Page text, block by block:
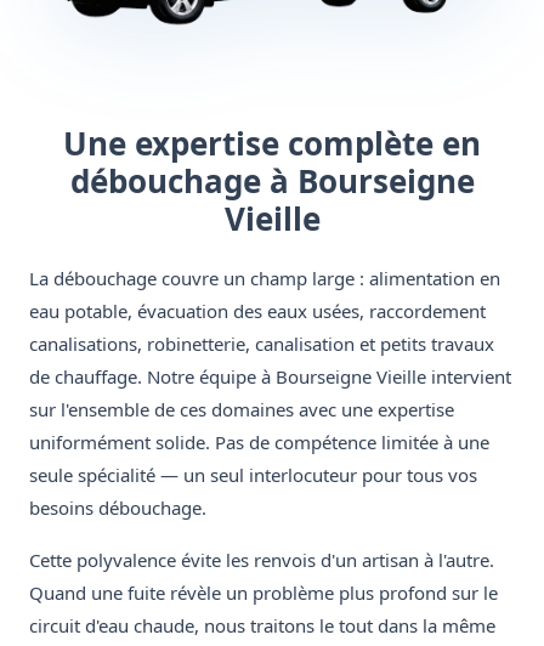
Une expertise complète en
débouchage à Bourseigne
Vieille
La débouchage couvre un champ large : alimentation en
eau potable, évacuation des eaux usées, raccordement
canalisations, robinetterie, canalisation et petits travaux
de chauffage. Notre équipe à Bourseigne Vieille intervient
sur l'ensemble de ces domaines avec une expertise
uniformément solide. Pas de compétence limitée à une
seule spécialité — un seul interlocuteur pour tous vos
besoins débouchage.
Cette polyvalence évite les renvois d'un artisan à l'autre.
Quand une fuite révèle un problème plus profond sur le
circuit d'eau chaude, nous traitons le tout dans la même